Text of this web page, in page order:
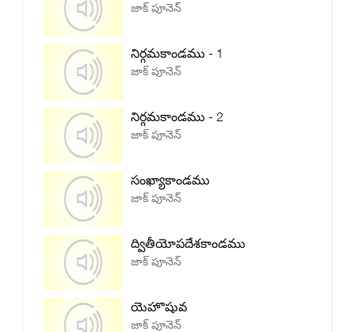
జాక్ పూనెన్
నిర్గమకాండము - 1
జాక్ పూనెన్
నిర్గమకాండము - 2
జాక్ పూనెన్
సంఖ్యాకాండము
జాక్ పూనెన్
ద్వితీయోపదేశకాండము
జాక్ పూనెన్
యెహొషువ
జాక్ పూనెన్